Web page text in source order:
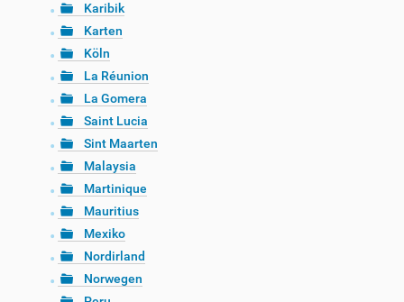
Karibik
Karten
Köln
La Réunion
La Gomera
Saint Lucia
Sint Maarten
Malaysia
Martinique
Mauritius
Mexiko
Nordirland
Norwegen